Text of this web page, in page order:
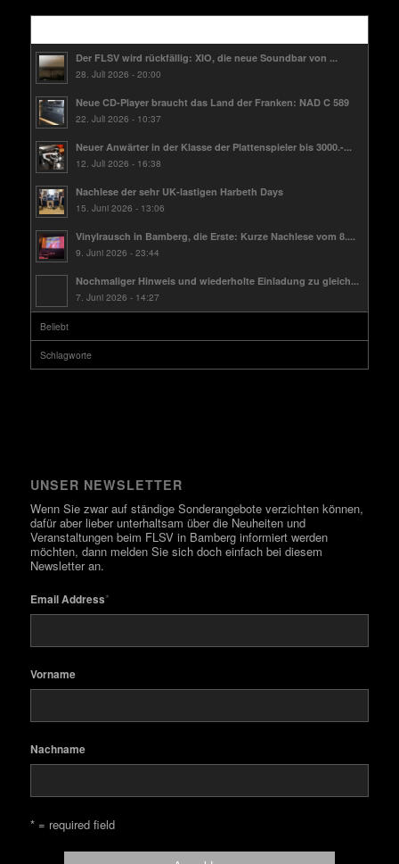
Der FLSV wird rückfällig: XIO, die neue Soundbar von ...
28. Juli 2026 - 20:00
Neue CD-Player braucht das Land der Franken: NAD C 589
22. Juli 2026 - 10:37
Neuer Anwärter in der Klasse der Plattenspieler bis 3000.-...
12. Juli 2026 - 16:38
Nachlese der sehr UK-lastigen Harbeth Days
15. Juni 2026 - 13:06
Vinylrausch in Bamberg, die Erste: Kurze Nachlese vom 8....
9. Juni 2026 - 23:44
Nochmaliger Hinweis und wiederholte Einladung zu gleich...
7. Juni 2026 - 14:27
Beliebt
Schlagworte
UNSER NEWSLETTER
Wenn Sie zwar auf ständige Sonderangebote verzichten können,
dafür aber lieber unterhaltsam über die Neuheiten und
Veranstaltungen beim FLSV in Bamberg informiert werden
möchten, dann melden Sie sich doch einfach bei diesem
Newsletter an.
Email Address*
Vorname
Nachname
* = required field